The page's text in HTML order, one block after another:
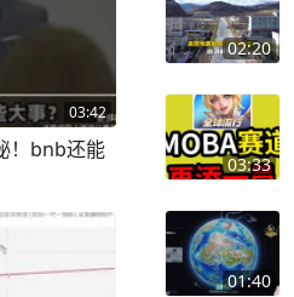
03:42
！bnb还能
02:20
03:33
01:40